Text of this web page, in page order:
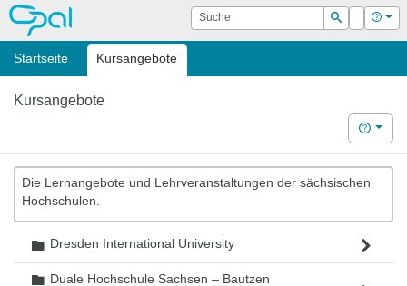
OPAL Suche
Suchen
Login Hilfe
Startseite Kursangebote
Kursangebote
Hilfe
Die Lernangebote und Lehrveranstaltungen der sächsischen
Hochschulen.
Ordner
Dresden International University
Ordner
Duale Hochschule Sachsen – Bautzen